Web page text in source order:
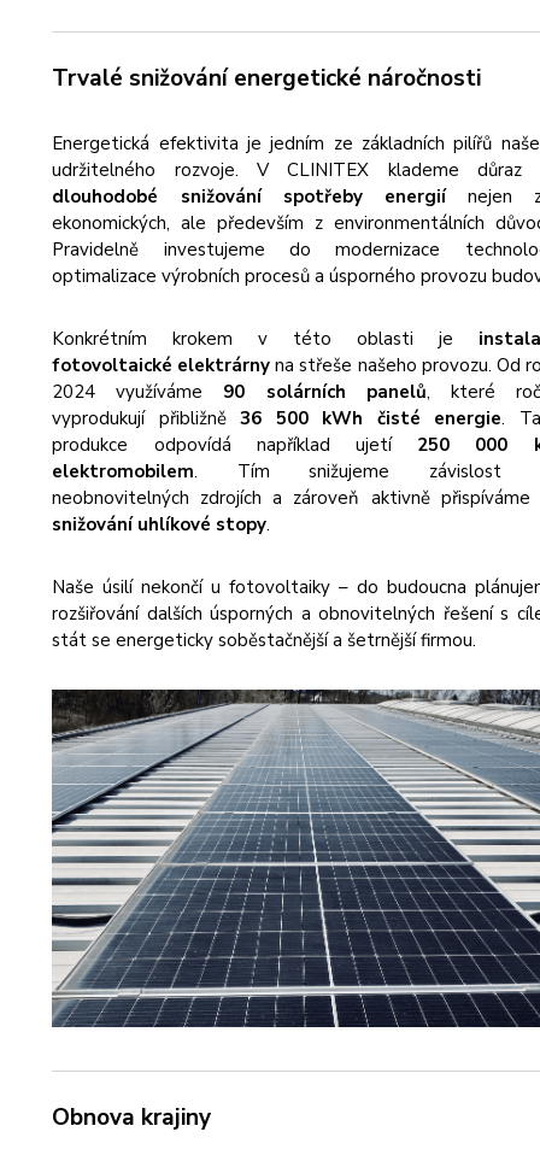
Trvalé snižování energetické náročnosti
Energetická efektivita je jedním ze základních pilířů
udržitelného rozvoje. V CLINITEX klademe důraz
dlouhodobé snižování spotřeby energiínejen
ekonomických, ale především z environmentálních
Pravidelně investujeme do modernizace
optimalizace výrobních procesů a úsporného provozu
Konkrétním krokem v této oblasti je
fotovoltaické elektrárny na střeše našeho provozu. Od
2024 využíváme 90 solárních panelů, které
vyprodukují přibližně36 500 kWh čisté energie.
produkce odpovídá například ujetí 250 000
elektromobilem. Tím snižujeme závislost
neobnovitelných zdrojích a zároveň aktivně přispíváme
snižování uhlíkové stopy.
Naše úsilí nekončí u fotovoltaiky – do budoucna
rozšiřování dalších úsporných a obnovitelných řešení s
stát se energeticky soběstačnější a šetrnější firmou.
Obnova krajiny